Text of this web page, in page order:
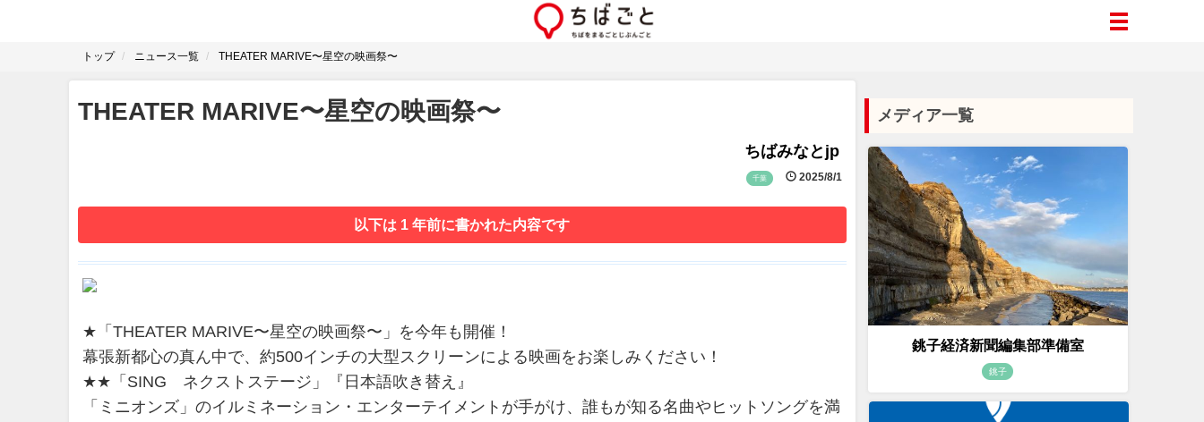
トップ ニュース一覧 THEATER MARIVE〜星空の映画祭〜
THEATER MARIVE〜星空の映画祭〜
ちばみなとjp
千葉 2025/8/1
以下は 1 年前に書かれた内容です
★「THEATER MARIVE〜星空の映画祭〜」を今年も開催！
幕張新都心の真ん中で、約500インチの大型スクリーンによる映画をお楽しみください！
★★「SING ネクストステージ」『日本語吹き替え』
「ミニオンズ」のイルミネーション・エンターテイメントが手がけ、誰もが知る名曲やヒットソングを満
メディア一覧
銚子経済新聞編集部準備室
銚子